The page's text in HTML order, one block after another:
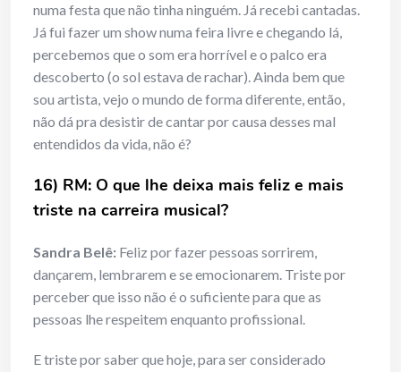
numa festa que não tinha ninguém. Já recebi cantadas.
Já fui fazer um show numa feira livre e chegando lá,
percebemos que o som era horrível e o palco era
descoberto (o sol estava de rachar). Ainda bem que
sou artista, vejo o mundo de forma diferente, então,
não dá pra desistir de cantar por causa desses mal
entendidos da vida, não é?
16) RM: O que lhe deixa mais feliz e mais
triste na carreira musical?
Sandra Belê: Feliz por fazer pessoas sorrirem,
dançarem, lembrarem e se emocionarem. Triste por
perceber que isso não é o suficiente para que as
pessoas lhe respeitem enquanto profissional.
E triste por saber que hoje, para ser considerado